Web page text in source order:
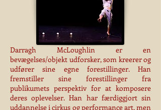
Darragh McLoughlin er en
bevægelses/objekt udforsker, som kreerer og
udfører sine egne forestillinger. Han
fremstiller sine forestillinger fra
publikumets perspektiv for at komposere
deres oplevelser. Han har færdiggjort sin
uddannelse i cirkus ogperformance art, men